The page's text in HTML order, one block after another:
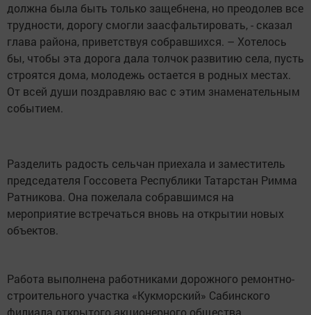
должна была быть только защебнена, но преодолев все
трудности, дорогу смогли заасфальтировать, - сказал
глава района, приветствуя собравшихся. – Хотелось
бы, чтобы эта дорога дала толчок развитию села, пусть
строятся дома, молодежь остается в родных местах.
От всей души поздравляю вас с этим знаменательным
событием.
Разделить радость сельчан приехала и заместитель
председателя Госсовета Республики Татарстан Римма
Ратникова. Она пожелала собравшимся на
мероприятие встречаться вновь на открытии новых
объектов.
Работа выполнена работниками дорожного ремонтно-
строительного участка «Кукморский» Сабинского